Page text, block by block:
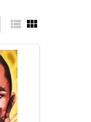
 